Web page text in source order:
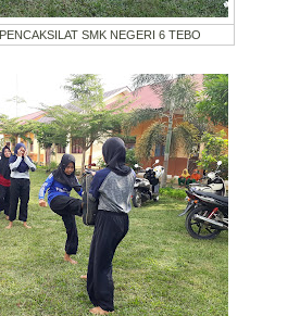
SMK NEGERI 6 TEBO